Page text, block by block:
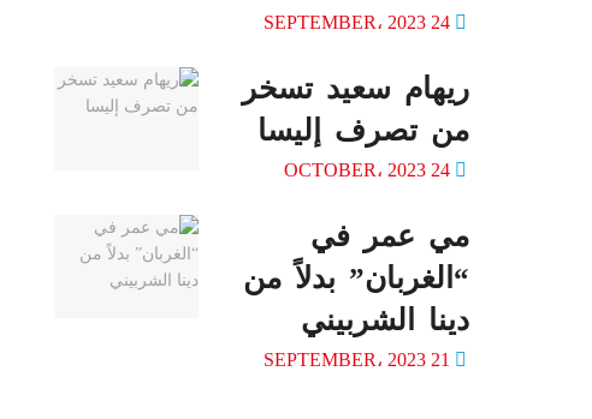
ريهام سعيد تسخر
من تصرف إليسا
مي عمر في
“الغربان” بدلاً من
دينا الشربيني